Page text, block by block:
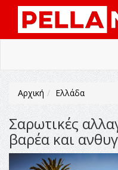
Αρχική Ελλάδα
Σαρωτικές
βαρέα και